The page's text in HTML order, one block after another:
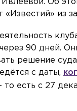
Об
«Известий» из
90 дней.
решение
с даты,
то есть с 27